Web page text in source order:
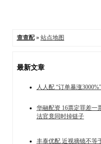
查查配» 站点地图
最新文章
人人配 “订单暴涨
华融配资 16票定罪差一
法官竟同时掉链子
丰泰优配 近视摘镜不等